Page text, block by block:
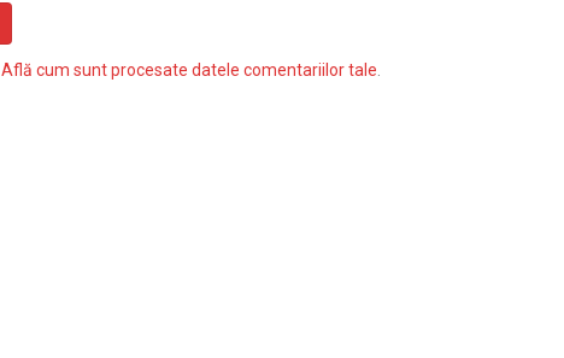
Află cum sunt procesate datele comentariilor tale